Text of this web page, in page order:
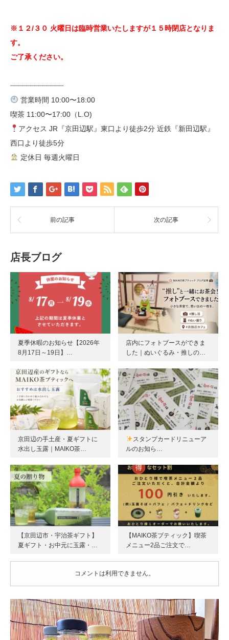
※１２/３０ 火曜日は臨時営業いたしますが１５時閉店となりま
す。
ご了承ください。
┈┈┈┈┈┈┈┈┈┈┈┈┈
営業時間 10:00〜18:00
喫茶 11:00〜17:00（L.O) ⁡
アクセス JR『京田辺駅』東口より徒歩2分 近鉄『新田辺駅』
西口より徒歩5分 ⁡
定休日 毎週火曜日
前の記事 次の記事
店長ブログ
夏季休暇のお知らせ【2026年
8月17日～19日】…
店内にフォトブースができま
した｜ぬいぐるみ・推しの…
京田辺の手土産・夏ギフトに
水出し玉露｜MAIKO茶…
スタンプカードリニューア
ルのお知ら…
【京田辺市・宇治茶ギフト】
夏ギフト・お中元に玉露・…
【MAIKO茶ブティック】喫茶
メニュー2品ご注文で…
コメントは利用できません。